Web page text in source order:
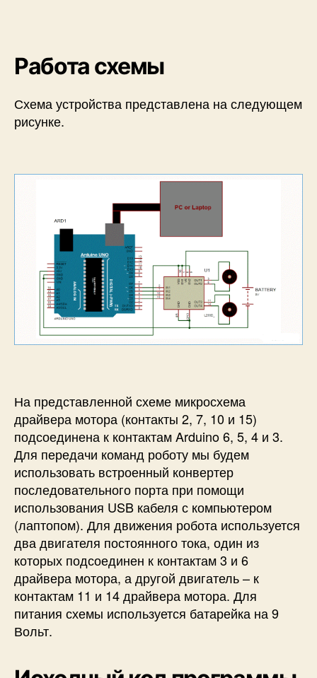
Работа схемы
Схема устройства представлена на следующем
рисунке.
На представленной схеме микросхема
драйвера мотора (контакты 2, 7, 10 и 15)
подсоединена к контактам Arduino 6, 5, 4 и 3.
Для передачи команд роботу мы будем
использовать встроенный конвертер
последовательного порта при помощи
использования USB кабеля с компьютером
(лаптопом). Для движения робота используется
два двигателя постоянного тока, один из
которых подсоединен к контактам 3 и 6
драйвера мотора, а другой двигатель – к
контактам 11 и 14 драйвера мотора. Для
питания схемы используется батарейка на 9
Вольт.